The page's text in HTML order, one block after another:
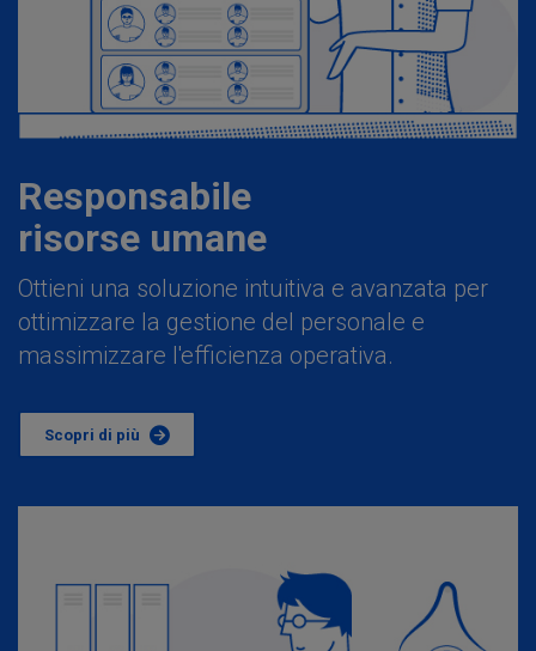
Responsabile
risorse umane
Ottieni una soluzione intuitiva e avanzata per
ottimizzare la gestione del personale e
massimizzare l'efficienza operativa.
Scopri di più